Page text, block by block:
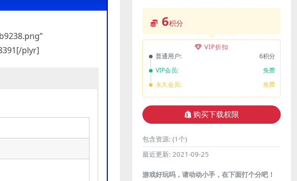
plyr]
6积分
VIP折扣
普通用户:
6积分
VIP会员:
免费
永久会员:
免费
购买下载权限
包含资源: (1个)
最近更新: 2021-09-25
游戏好玩吗，请动动小手，在下面打个分吧！